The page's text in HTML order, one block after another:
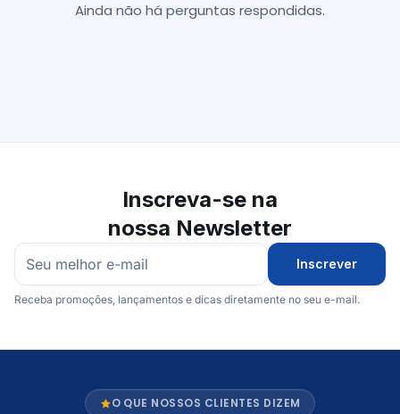
Ainda não há perguntas respondidas.
Inscreva-se na
nossa Newsletter
Inscrever
Receba promoções, lançamentos e dicas diretamente no seu e-mail.
O QUE NOSSOS CLIENTES DIZEM